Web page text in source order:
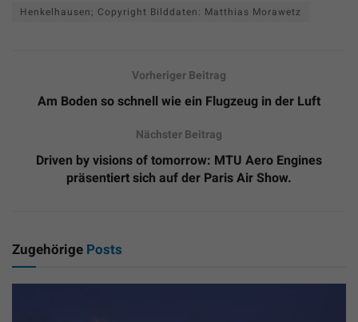
Henkelhausen; Copyright Bilddaten: Matthias Morawetz
Vorheriger Beitrag
Am Boden so schnell wie ein Flugzeug in der Luft
Nächster Beitrag
Driven by visions of tomorrow: MTU Aero Engines
präsentiert sich auf der Paris Air Show.
Zugehörige Posts